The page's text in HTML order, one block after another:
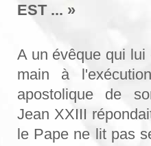
EST ... »
A un évêque qui
main à
apostolique de
Jean XXIII
le Pape ne lit pas